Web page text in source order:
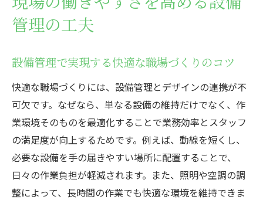
管理の工夫
設備管理で実現する快適な職場づくりのコツ
快適な職場づくりには、設備管理とデザインの連携が不
可欠です。なぜなら、単なる設備の維持だけでなく、作
業環境そのものを最適化することで業務効率とスタッフ
の満足度が向上するためです。例えば、動線を短くし、
必要な設備を手の届きやすい場所に配置することで、
日々の作業負担が軽減されます。また、照明や空調の調
整によって、長時間の作業でも快適な環境を維持できま